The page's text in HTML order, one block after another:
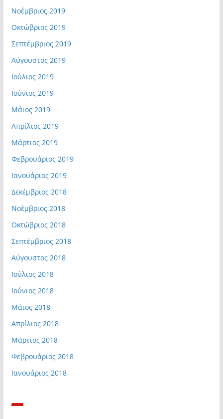
Νοέμβριος 2019
Οκτώβριος 2019
Σεπτέμβριος 2019
Αύγουστος 2019
Ιούλιος 2019
Ιούνιος 2019
Μάιος 2019
Απρίλιος 2019
Μάρτιος 2019
Φεβρουάριος 2019
Ιανουάριος 2019
Δεκέμβριος 2018
Νοέμβριος 2018
Οκτώβριος 2018
Σεπτέμβριος 2018
Αύγουστος 2018
Ιούλιος 2018
Ιούνιος 2018
Μάιος 2018
Απρίλιος 2018
Μάρτιος 2018
Φεβρουάριος 2018
Ιανουάριος 2018